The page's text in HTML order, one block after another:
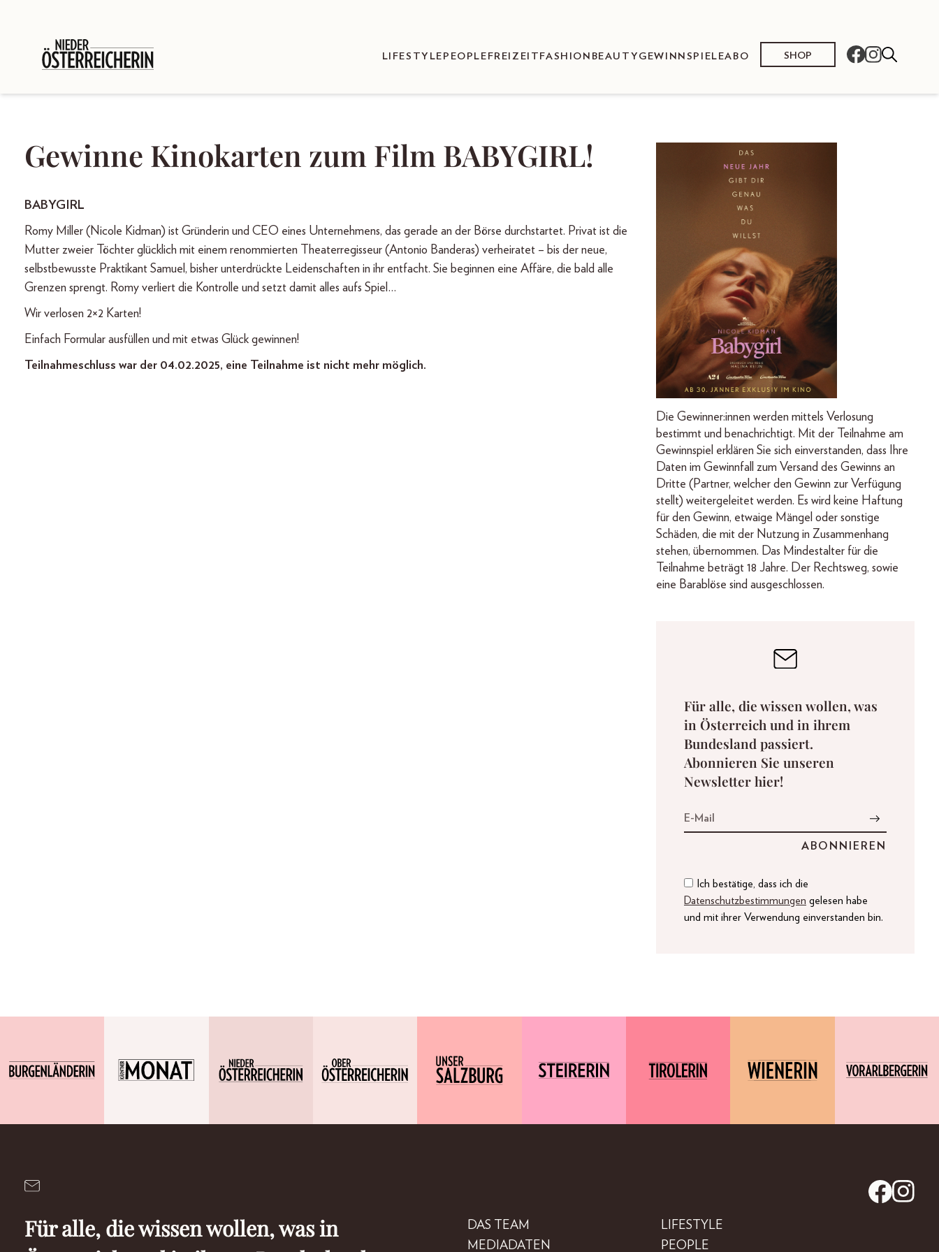
LIFESTYLE PEOPLE FREIZEIT FASHION BEAUTY GEWINNSPIELEABO SHOP
Gewinne Kinokarten zum Film BABYGIRL!
BABYGIRL
Romy Miller (Nicole Kidman) ist Gründerin und CEO eines Unternehmens, das gerade an der Börse durchstartet. Privat ist die
Mutter zweier Töchter glücklich mit einem renommierten Theaterregisseur (Antonio Banderas) verheiratet – bis der neue,
selbstbewusste Praktikant Samuel, bisher unterdrückte Leidenschaften in ihr entfacht. Sie beginnen eine Affäre, die bald alle
Grenzen sprengt. Romy verliert die Kontrolle und setzt damit alles aufs Spiel…
Wir verlosen 2×2 Karten!
Einfach Formular ausfüllen und mit etwas Glück gewinnen!
Teilnahmeschluss war der 04.02.2025, eine Teilnahme ist nicht mehr möglich.
Die Gewinner:innen werden mittels Verlosung
bestimmt und benachrichtigt. Mit der Teilnahme am
Gewinnspiel erklären Sie sich einverstanden, dass Ihre
Daten im Gewinnfall zum Versand des Gewinns an
Dritte (Partner, welcher den Gewinn zur Verfügung
stellt) weitergeleitet werden. Es wird keine Haftung
für den Gewinn, etwaige Mängel oder sonstige
Schäden, die mit der Nutzung in Zusammenhang
stehen, übernommen. Das Mindestalter für die
Teilnahme beträgt 18 Jahre. Der Rechtsweg, sowie
eine Barablöse sind ausgeschlossen.
Für alle, die wissen wollen, was
in Österreich und in ihrem
Bundesland passiert.
Abonnieren Sie unseren
Newsletter hier!
Ich bestätige, dass ich die
Datenschutzbestimmungen gelesen habe
und mit ihrer Verwendung einverstanden bin.
Für alle, die wissen wollen, was in
DAS TEAM
MEDIADATEN
LIFESTYLE
PEOPLE